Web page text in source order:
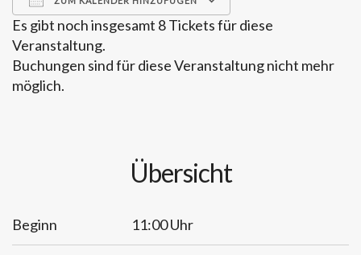
ICS herunterladen Google Kalender
Es gibt noch insgesamt 8 Tickets für diese
Veranstaltung.
Buchungen sind für diese Veranstaltung nicht mehr
möglich.
Übersicht
Beginn 11:00 Uhr